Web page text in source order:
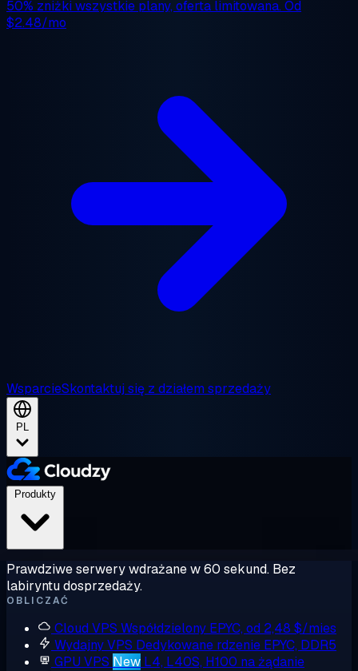
50% zniżki wszystkie plany, oferta limitowana. Od
$2.48/mo
WsparcieSkontaktuj się z działem sprzedaży
PL
Prawdziwe serwery wdrażane w 60 sekund. Bez
labiryntu dosprzedaży.
OBLICZAĆ
Cloud VPS Współdzielony EPYC, od 2,48 $/mies
Wydajny VPS Dedykowane rdzenie EPYC, DDR5
GPU VPS New L4, L40S, H100 na żądanie